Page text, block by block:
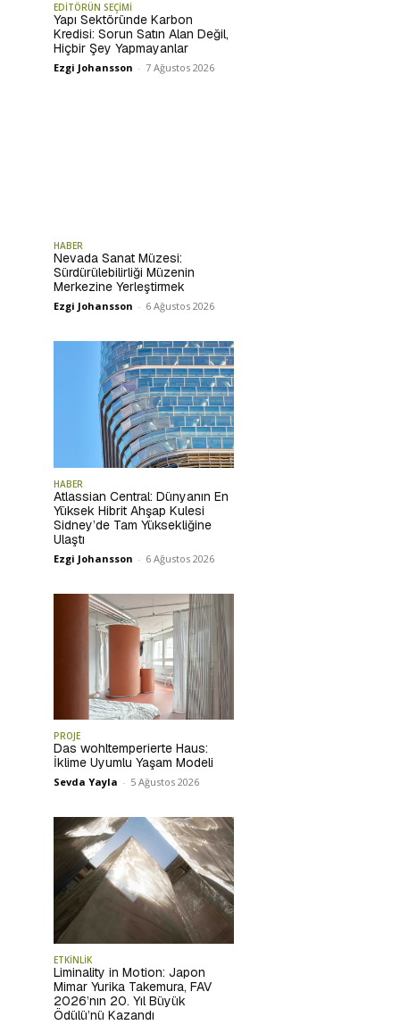
EDİTÖRÜN SEÇİMİ
Yapı Sektöründe Karbon
Kredisi: Sorun Satın Alan Değil,
Hiçbir Şey Yapmayanlar
Ezgi Johansson - 7 Ağustos 2026
HABER
Nevada Sanat Müzesi:
Sürdürülebilirliği Müzenin
Merkezine Yerleştirmek
Ezgi Johansson - 6 Ağustos 2026
HABER
Atlassian Central: Dünyanın En
Yüksek Hibrit Ahşap Kulesi
Sidney’de Tam Yüksekliğine
Ulaştı
Ezgi Johansson - 6 Ağustos 2026
PROJE
Das wohltemperierte Haus:
İklime Uyumlu Yaşam Modeli
Sevda Yayla - 5 Ağustos 2026
ETKİNLİK
Liminality in Motion: Japon
Mimar Yurika Takemura, FAV
2026’nın 20. Yıl Büyük
Ödülü’nü Kazandı